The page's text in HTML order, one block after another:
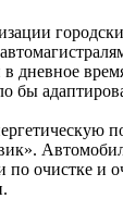
дневное
бы
по очистке и